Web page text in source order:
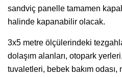
sandviç panelle tamamen
halinde kapanabilir olacak.
3x5 metre ölçülerindeki
dolaşım alanları, otopark
tuvaletleri, bebek bakım odası,